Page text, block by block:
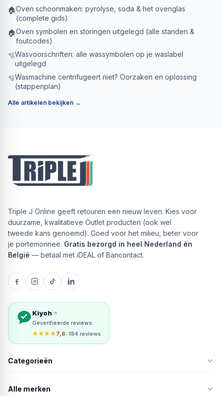
🏠Oven schoonmaken: pyrolyse, soda & het ovenglas
(complete gids)
🏠Oven symbolen en storingen uitgelegd (alle standen &
foutcodes)
🫧Wasvoorschriften: alle wassymbolen op je waslabel
uitgelegd
🫧Wasmachine centrifugeert niet? Oorzaken en oplossing
(stappenplan)
Alle artikelen bekijken →
Triple J Online geeft retouren een nieuw leven. Kies voor
duurzame, kwalitatieve Outlet producten (ook wel
tweede kans genoemd). Goed voor het milieu, beter voor
je portemonnee. Gratis bezorgd in heel Nederland én
België — betaal met iDEAL of Bancontact.
Kiyoh
Geverifieerde reviews
★★★★7,8· 184 reviews
Categorieën
Alle merken